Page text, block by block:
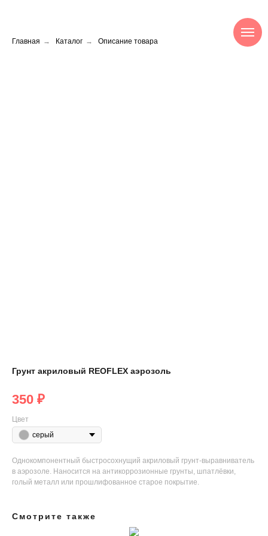
Главная → Каталог → Описание товара
Грунт акриловый REOFLEX аэрозоль
350 ₽
Цвет
серый
Однокомпонентный быстросохнущий акриловый грунт-выравниватель
в аэрозоле. Наносится на антикоррозионные грунты, шпатлёвки,
голый металл или прошлифованное старое покрытие.
Смотрите также